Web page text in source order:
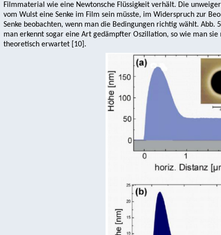
Filmmaterial wie eine Newtonsche Flüssigkeit verhält. Die
vom Wulst eine Senke im Film sein müsste, im Widerspruch zur
Senke beobachten, wenn man die Bedingungen richtig wählt. Abb.
man erkennt sogar eine Art gedämpfter Oszillation, so wie man sie
theoretisch erwartet [10].